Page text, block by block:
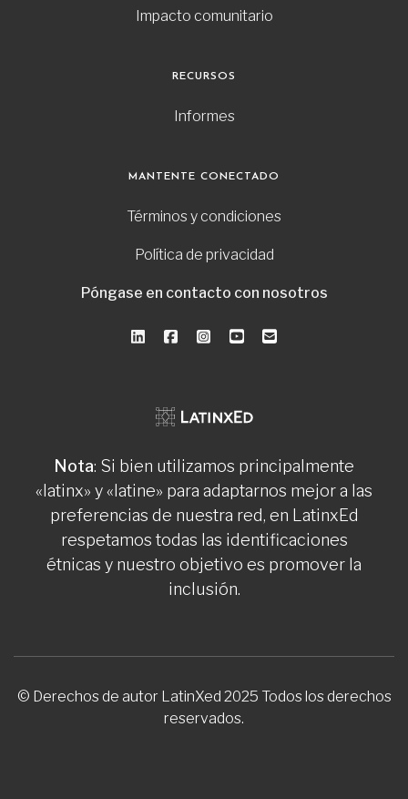
Nota: Si bien utilizamos principalmente
«latinx» y «latine» para adaptarnos mejor a las
preferencias de nuestra red, en LatinxEd
respetamos todas las identificaciones
étnicas y nuestro objetivo es promover la
inclusión.
Impacto comunitario
RECURSOS
Informes
MANTENTE CONECTADO
Términos y condiciones
Política de privacidad
Póngase en contacto con nosotros
© Derechos de autor LatinXed 2025 Todos los derechos
reservados.